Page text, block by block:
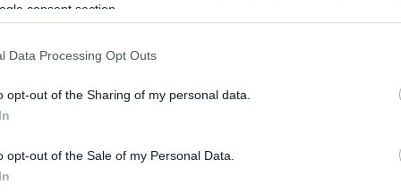
consent section.
Data Processing Opt Outs
opt-out of the Sharing of my personal data.
opt-out of the Sale of my Personal Data.